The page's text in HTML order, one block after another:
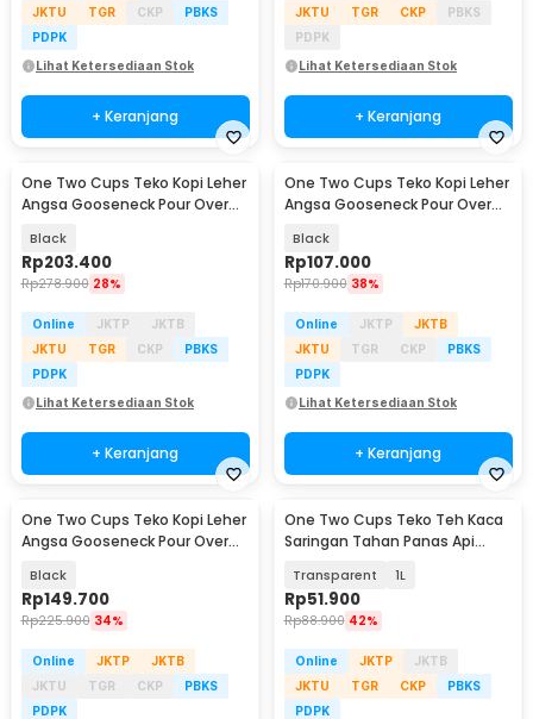
JKTU
TGR CKP
PBKS
PDPK
Lihat Ketersediaan Stok
+ Keranjang
JKTU
TGR CKP
PBKS
PDPK
Lihat Ketersediaan Stok
+ Keranjang
One Two Cups Teko Kopi Leher
Angsa Gooseneck Pour Over
Black
Rp203.400
Rp278.900 28%
Online JKTP
JKTB
JKTU
TGR CKP
PBKS
PDPK
Lihat Ketersediaan Stok
+ Keranjang
One Two Cups Teko Kopi Leher
Angsa Gooseneck Pour Over
Black
Rp107.000
Rp170.900 38%
Online JKTP
JKTB
JKTU
TGR CKP
PBKS
PDPK
Lihat Ketersediaan Stok
+ Keranjang
One Two Cups Teko Kopi Leher
Angsa Gooseneck Pour Over
Black
Rp149.700
Rp225.900 34%
Online JKTP
JKTB
JKTU
TGR CKP
PBKS
PDPK
One Two Cups Teko Teh Kaca
Saringan Tahan Panas Api
Transparent 1L
Rp51.900
Rp88.900 42%
Online JKTP
JKTB
JKTU
TGR CKP
PBKS
PDPK